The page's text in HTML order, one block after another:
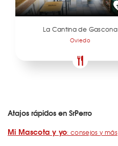
La Cantina de Gascona
Oviedo
Atajos rápidos en SrPerro
Mi Mascota y yo: consejos y más